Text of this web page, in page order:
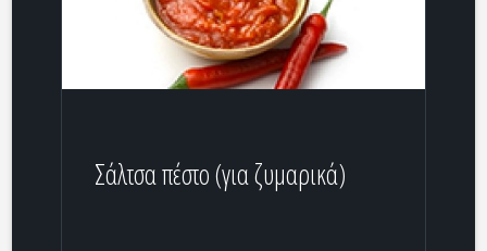
Σάλτσα πέστο (για ζυμαρικά)